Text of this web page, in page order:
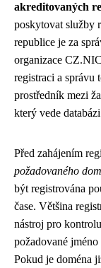
akreditovaných
poskytovat služby
republice je za
organizace
registraci a správu
prostředník mezi
který vede
Před zahájením
požadovaného
být registrována
čase. Většina
nástroj pro
požadované
Pokud je doména